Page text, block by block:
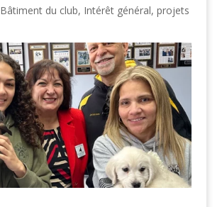
Bâtiment du club, Intérêt général, projets